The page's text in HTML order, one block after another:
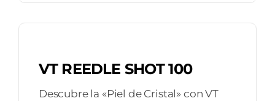
VT REEDLE SHOT 100
Descubre la «Piel de Cristal» con VT